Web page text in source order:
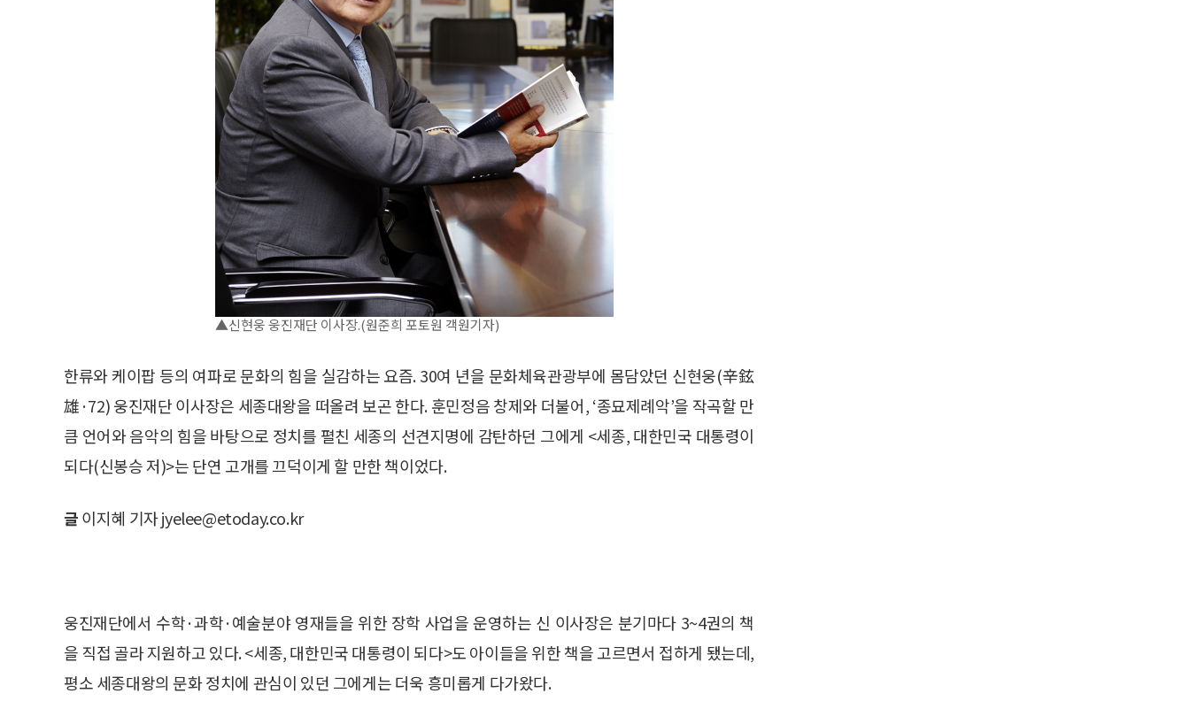
▲신현웅 웅진재단 이사장.(원준희 포토원 객원기자)
한류와 케이팝 등의 여파로 문화의 힘을 실감하는 요즘. 30여 년을 문화체육관광부에 몸담았던 신현웅(辛鉉
雄·72) 웅진재단 이사장은 세종대왕을 떠올려 보곤 한다. 훈민정음 창제와 더불어, ‘종묘제례악’을 작곡할 만
큼 언어와 음악의 힘을 바탕으로 정치를 펼친 세종의 선견지명에 감탄하던 그에게 <세종, 대한민국 대통령이
되다(신봉승 저)>는 단연 고개를 끄덕이게 할 만한 책이었다.
글이지혜 기자 jyelee@etoday.co.kr
웅진재단에서 수학·과학·예술분야 영재들을 위한 장학 사업을 운영하는 신 이사장은 분기마다 3~4권의 책
을 직접 골라 지원하고 있다. <세종, 대한민국 대통령이 되다>도 아이들을 위한 책을 고르면서 접하게 됐는데,
평소 세종대왕의 문화 정치에 관심이 있던 그에게는 더욱 흥미롭게 다가왔다.